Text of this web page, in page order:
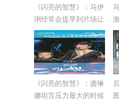
《闪亮的智慧》：马伊
琍经常会提早到片场让
导演有“意见”
《闪亮的智慧》：龚琳
娜坦言压力最大的时候